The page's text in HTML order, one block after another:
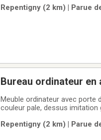
Repentigny (2 km) | Parue
Bureau ordinateur en
Meuble ordinateur avec porte de chaque côté tiroir clavier tablette
couleur pale, dessus imitation
Repentigny (2 km) | Parue